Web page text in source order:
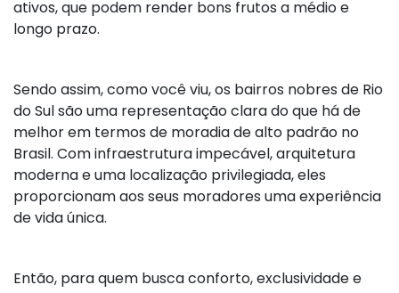
ativos, que podem render bons frutos a médio e
longo prazo.
Sendo assim, como você viu, os bairros nobres de Rio
do Sul são uma representação clara do que há de
melhor em termos de moradia de alto padrão no
Brasil. Com infraestrutura impecável, arquitetura
moderna e uma localização privilegiada, eles
proporcionam aos seus moradores uma experiência
de vida única.
Então, para quem busca conforto, exclusividade e